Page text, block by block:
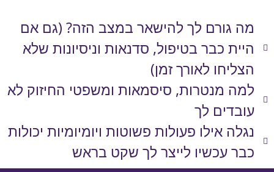
מה גורם לך להישאר במצב הזה? (גם אם
היית כבר בטיפול, סדנאות וניסיונות שלא
הצליחו לאורך זמן)
למה מנטרות, סיסמאות ומשפטי החיזוק לא
עובדים לך
נגלה אילו פעולות פשוטות ויומיומיות יכולות
כבר עכשיו לייצר לך שקט בראש